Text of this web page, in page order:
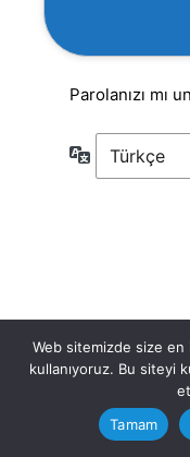
Parolanızı mı
Dil
Web sitemizde size
kullanıyoruz. Bu siteyi
Tamam